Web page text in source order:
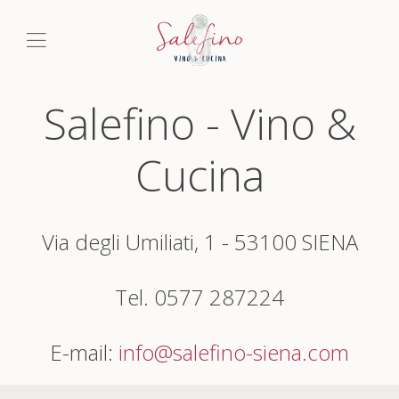
Salefino - Vino &
Cucina
Via degli Umiliati, 1 - 53100 SIENA
Tel. 0577 287224
E-mail: info@salefino-siena.com